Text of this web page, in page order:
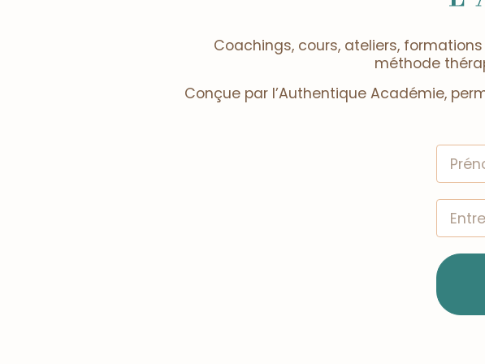
Coachings, cours, ateliers,
méthode
Conçue par l’Authentique Académie,